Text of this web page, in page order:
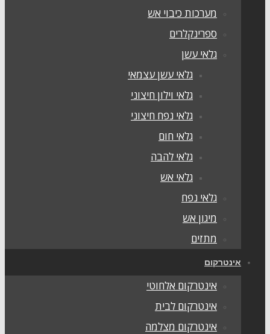
מערכות כיבוי אש
ספרינקלרים
גלאי עשן
גלאי עשן עצמאי
גלאי וילון חיצוני
גלאי נפח חיצוני
גלאי חום
גלאי להבה
גלאי אש
גלאי נפח
מיגון אש
אינטרקום אלחוטי
אינטרקום לבית
אינטרקום מצלמה